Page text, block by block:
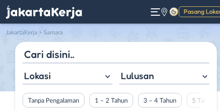
Pasang
Gelap
JakartaKerja > Samara
Lokasi Lulusan
Tanpa Pengalaman 1 – 2 Tahun 3 – 4 Tahun 5 Tahun